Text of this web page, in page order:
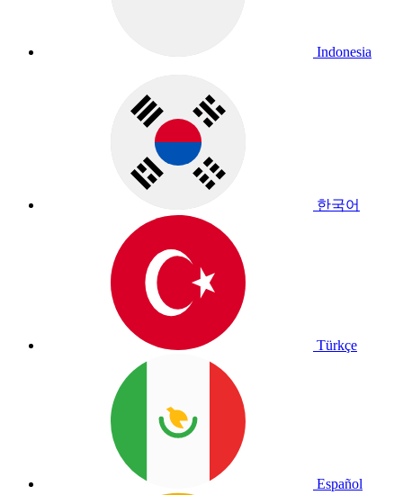
Indonesia
한국어
Türkçe
Español